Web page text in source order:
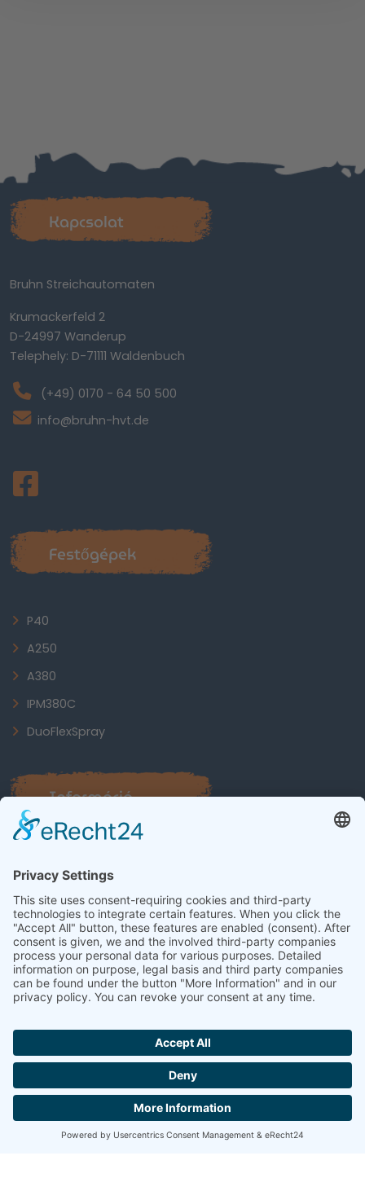
Kapcsolat
Bruhn Streichautomaten
Krumackerfeld 2
D-24997 Wanderup
Telephely: D-71111 Waldenbuch
(+49) 0170 - 64 50 500
info@bruhn-hvt.de
Festőgépek
P40
A250
A380
IPM380C
DuoFlexSpray
Információ
Karrier
Kapscolat
© 2026 Bruhn Streichautomaten
Adatvédelmi szabályzat
Kapcsolat
Erőteljes web design byNetzhirsch